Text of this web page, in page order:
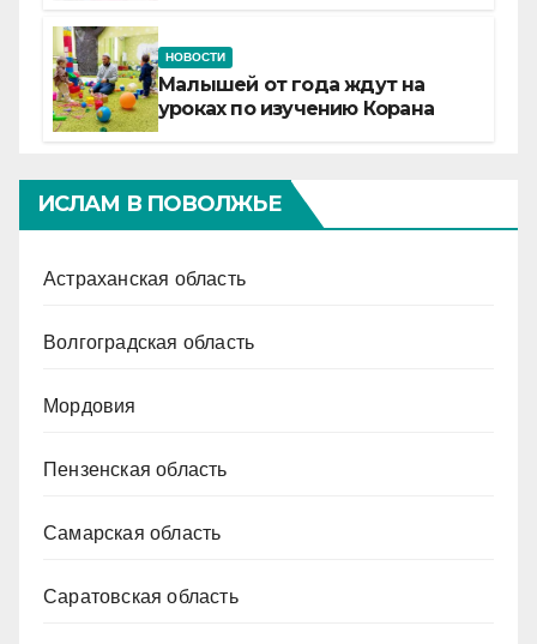
НОВОСТИ
Малышей от года ждут на
уроках по изучению Корана
ИСЛАМ В ПОВОЛЖЬЕ
Астраханская область
Волгоградская область
Мордовия
Пензенская область
Самарская область
Саратовская область